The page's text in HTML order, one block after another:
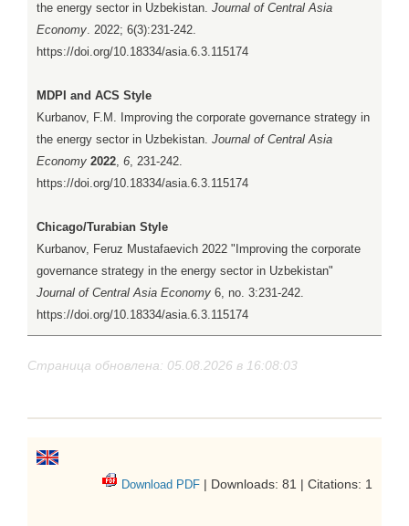
the energy sector in Uzbekistan. Journal of Central Asia
Economy. 2022; 6(3):231-242.
https://doi.org/10.18334/asia.6.3.115174
MDPI and ACS Style
Kurbanov, F.M. Improving the corporate governance strategy in
the energy sector in Uzbekistan. Journal of Central Asia
Economy 2022, 6, 231-242.
https://doi.org/10.18334/asia.6.3.115174
Chicago/Turabian Style
Kurbanov, Feruz Mustafaevich 2022 "Improving the corporate
governance strategy in the energy sector in Uzbekistan"
Journal of Central Asia Economy 6, no. 3:231-242.
https://doi.org/10.18334/asia.6.3.115174
Страница обновлена: 05.08.2026 в 16:08:03
Download PDF | Downloads: 81 | Citations: 1